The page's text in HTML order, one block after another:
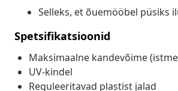
Selleks, et õuemööbel püsiks
Spetsifikatsioonid
Maksimaalne kandevõime
UV-kindel
Reguleeritavad plastist jalad